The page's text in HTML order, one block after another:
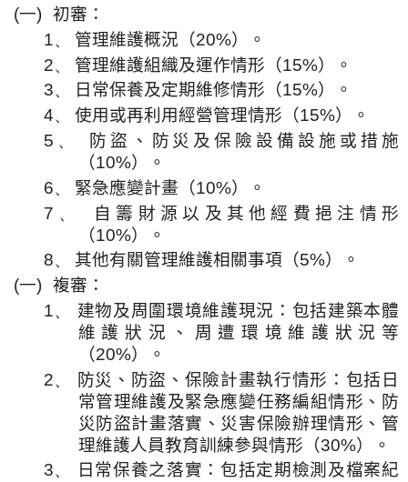
(一) 初審：
1、
管理維護概況（20%）。
2、
管理維護組織及運作情形（15%）。
3、
日常保養及定期維修情形（15%）。
4、
使用或再利用經營管理情形（15%）。
5、
防盜、防災及保險設備設施或措施
（10%）。
6、
緊急應變計畫（10%）。
7、
自籌財源以及其他經費挹注情形
（10%）。
8、
其他有關管理維護相關事項（5%）。
(一) 複審：
1、
建物及周圍環境維護現況：包括建築本體
維護狀況、周遭環境維護狀況等
（20%）。
2、
防災、防盜、保險計畫執行情形：包括日
常管理維護及緊急應變任務編組情形、防
災防盜計畫落實、災害保險辦理情形、管
理維護人員教育訓練參與情形（30%）。
3、
日常保養之落實：包括定期檢測及檔案紀